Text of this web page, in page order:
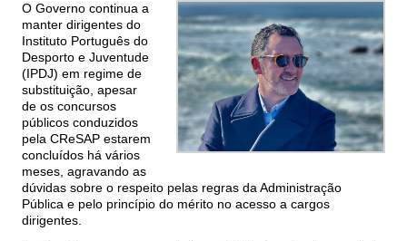
O Governo continua a
manter dirigentes do
Instituto Português do
Desporto e Juventude
(IPDJ) em regime de
substituição, apesar
de os concursos
públicos conduzidos
pela CReSAP estarem
concluídos há vários
meses, agravando as
dúvidas sobre o respeito pelas regras da Administração
Pública e pelo princípio do mérito no acesso a cargos
dirigentes.